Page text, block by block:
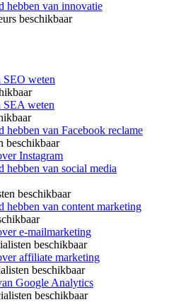
hebben van innovatie
beschikbaar
SEO weten
SEA weten
hebben van Facebook reclame
beschikbaar
Instagram
hebben van social media
beschikbaar
hebben van content marketing
e-mailmarketing
beschikbaar
affiliate marketing
beschikbaar
Google Analytics
beschikbaar